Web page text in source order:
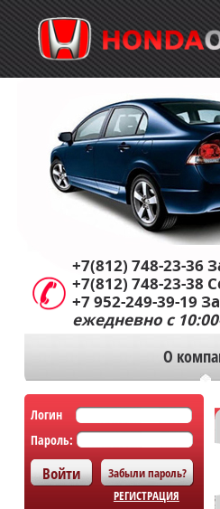
О
+7(812) 748-23-36
+7(812) 748-23-38
+7 952-249-39-19
ежедневно с
Логин
Пароль:
Забыли пароль?
РЕГИСТРАЦИЯ